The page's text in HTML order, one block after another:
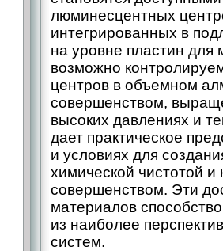
люминесцентных
интегрированных в
на уровне пластин для
возможно
центров в объемном
совершенством,
высоких давлениях и
дает практическое
и условиях для
химической чистотой и
совершенством. Эти
материалов
из наиболее
систем.